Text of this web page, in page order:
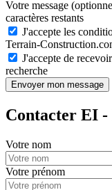
Votre message
caractères restants
J'accepte les
Terrain-
J'accepte de
recherche
Envoyer mon message
Contacter EI
Votre nom
Votre prénom